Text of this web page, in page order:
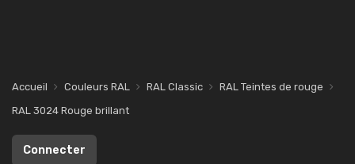
Accueil Couleurs RAL RAL Classic
RAL Teintes de rouge
RAL 3024 Rouge brillant
Connecter